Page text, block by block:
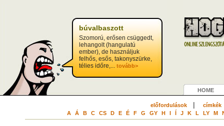
búvalbaszott
Szomorú, erősen csüggedt,
lehangolt (hangulatú
ember), de használjuk
felhős, esős, takonyszürke,
télies időre,... tovább>
HOME
előfordulások| címkék
A Á B C CS D E É F G GY H I Í J K L LY M